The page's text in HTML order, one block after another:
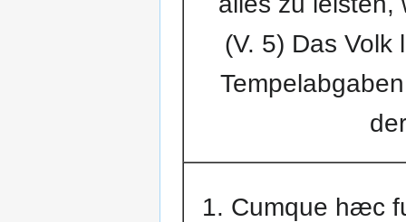
(V. 5) Das Volk
1. Cumque hæc